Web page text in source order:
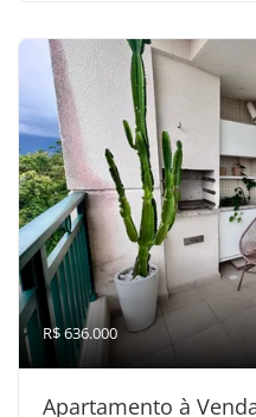
R$ 636.000
Apartamento à